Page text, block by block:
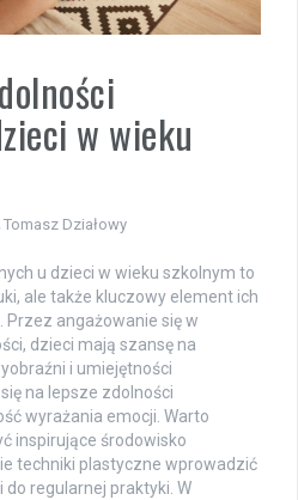
w wieku
Tomasz Działowy
u dzieci w wieku szkolnym to
ale także kluczowy element ich
angażowanie się w
dzieci mają szansę na
i umiejętności
na lepsze zdolności
wyrażania emocji. Warto
inspirujące środowisko
techniki plastyczne wprowadzić
regularnej praktyki. W